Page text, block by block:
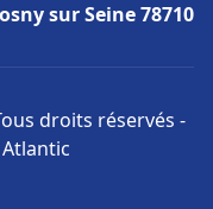
sur Seine 78710
droits réservés -